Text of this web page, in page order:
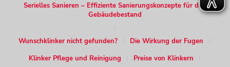
Serielles Sanieren – Effiziente Sanierungskonzepte für den
Gebäudebestand
Wunschklinker nicht gefunden?
Die Wirkung der Fugen
Klinker Pflege und Reinigung
Preise von Klinkern